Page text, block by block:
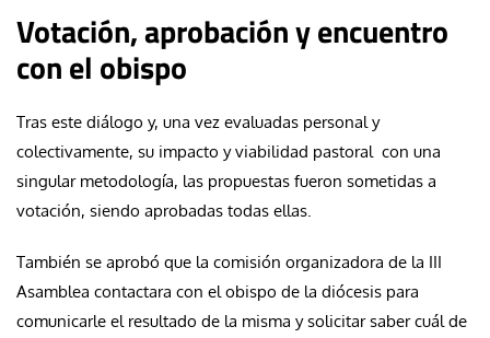
Votación, aprobación y encuentro
con el obispo
Tras este diálogo y, una vez evaluadas personal y
colectivamente, su impacto y viabilidad pastoral con una
singular metodología, las propuestas fueron sometidas a
votación, siendo aprobadas todas ellas.
También se aprobó que la comisión organizadora de la III
Asamblea contactara con el obispo de la diócesis para
comunicarle el resultado de la misma y solicitar saber cuál de